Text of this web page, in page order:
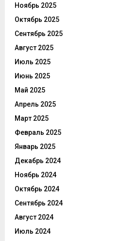
Ноябрь 2025
Октябрь 2025
Сентябрь 2025
Август 2025
Июль 2025
Июнь 2025
Май 2025
Апрель 2025
Март 2025
Февраль 2025
Январь 2025
Декабрь 2024
Ноябрь 2024
Октябрь 2024
Сентябрь 2024
Август 2024
Июль 2024